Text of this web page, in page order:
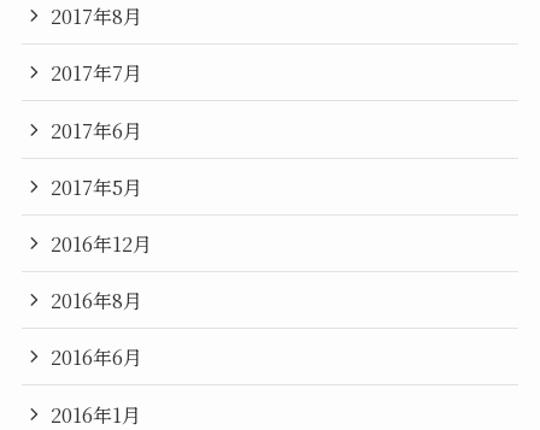
2017年8月
2017年7月
2017年6月
2017年5月
2016年12月
2016年8月
2016年6月
2016年1月